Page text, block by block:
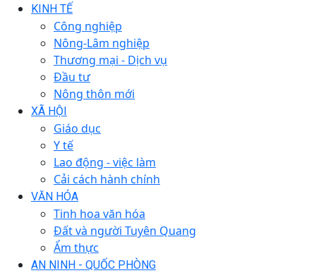
KINH TẾ
Công nghiệp
Nông-Lâm nghiệp
Thương mại - Dịch vụ
Đầu tư
Nông thôn mới
XÃ HỘI
Giáo dục
Y tế
Lao động - việc làm
Cải cách hành chính
VĂN HÓA
Tinh hoa văn hóa
Đất và người Tuyên Quang
Ẩm thực
AN NINH - QUỐC PHÒNG